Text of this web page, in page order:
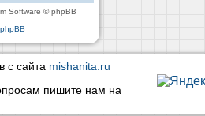
Software © phpBB
с сайта mishanita.ru
пишите нам на